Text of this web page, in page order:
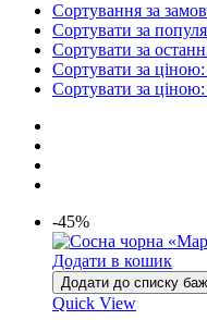
Сортування за
Сортувати за
Сортувати за
Сортувати за
Сортувати за
-45%
Додати в кошик
Додати до списку
Quick View